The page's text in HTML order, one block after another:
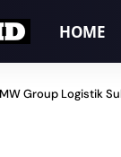
HOME
Group Logistik